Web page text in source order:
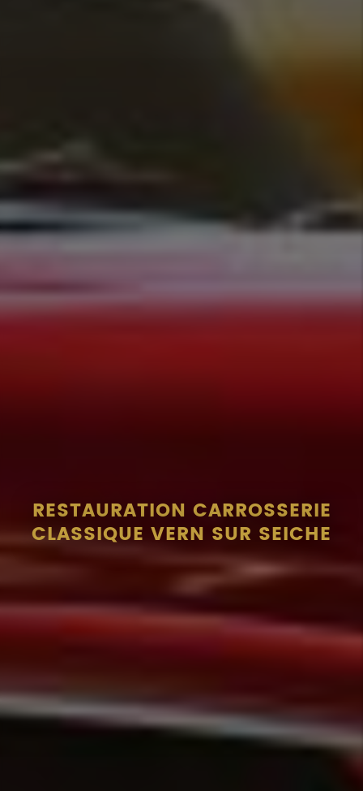
RESTAURATION CARROSSERIE
CLASSIQUE VERN SUR SEICHE